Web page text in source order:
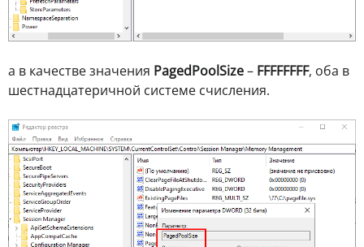
а в качестве значения PagedPoolSize– FFFFFFFF, оба в
шестнадцатеричной системе счисления.